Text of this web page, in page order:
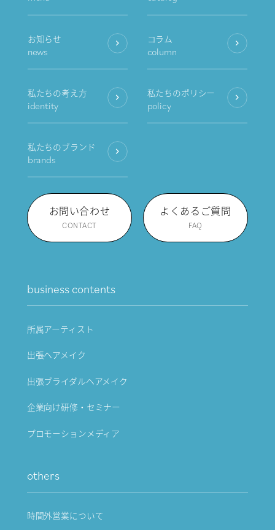
お知らせ
news
コラム
column
私たちの考え方
identity
私たちのポリシー
policy
私たちのブランド
brands
お問い合わせ
CONTACT
よくあるご質問
FAQ
business contents
所属アーティスト
出張ヘアメイク
出張ブライダルヘアメイク
企業向け研修・セミナー
プロモーションメディア
others
時間外営業について